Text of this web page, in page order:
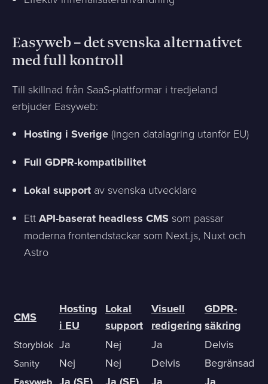
Easyweb – det svenska alternativet
med full kontroll
Till skillnad från SaaS-plattformar i tredjeland
erbjuder Easyweb:
Hosting i Sverige (ingen datalagring utanför EU)
Full GDPR-kompatibilitet
Lokal support av svenska utvecklare
Ett API-baserat headless CMS som passar
moderna frontendstackar som Next.js, Nuxt och
Astro
CMS
Hosting
i EU
Lokal
support
Visuell
redigering
GDPR-
säkring
Storyblok Ja Nej Ja Delvis
Sanity Nej Nej Delvis Begränsad